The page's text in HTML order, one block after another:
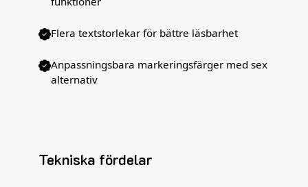
Flera textstorlekar för bättre läsbarhet
Anpassningsbara markeringsfärger med sex
alternativ
Tekniska fördelar